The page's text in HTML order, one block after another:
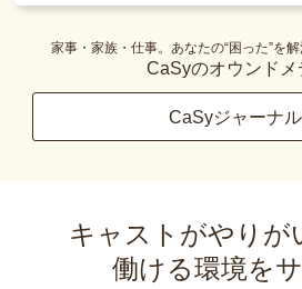
家事・家族・仕事。あなたの“困った”を
CaSyのオウンドメ
CaSyジャーナル
キャストがやりが
働ける環境を